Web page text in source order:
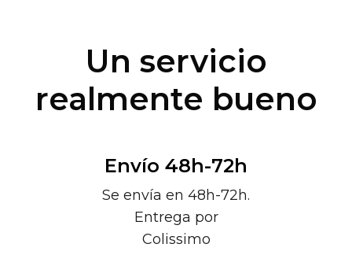
Un servicio
realmente bueno
Envío 48h-72h
Se envía en 48h-72h.
Entrega por
Colissimo